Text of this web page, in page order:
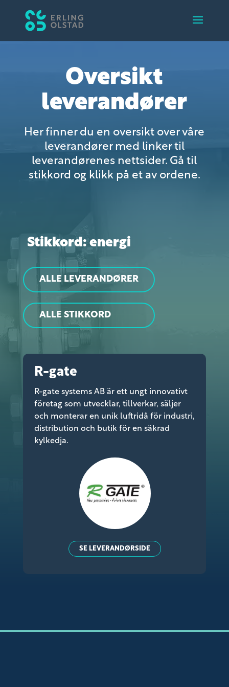
Oversikt
leverandører
Her finner du en oversikt over våre
leverandører med linker til
leverandørenes nettsider. Gå til
stikkord og klikk på et av ordene.
Stikkord: energi
ALLE LEVERANDØRER
ALLE STIKKORD
R-gate
R-gate systems AB är ett ungt innovativt
företag som utvecklar, tillverkar, säljer
och monterar en unik luftridå för industri,
distribution och butik för en säkrad
kylkedja.
SE LEVERANDØRSIDE